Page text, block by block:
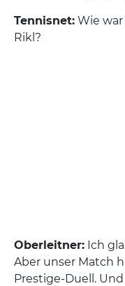
Tennisnet: Wie
Rikl?
Oberleitner: Ich
Aber unser Match
Prestige-Duell.